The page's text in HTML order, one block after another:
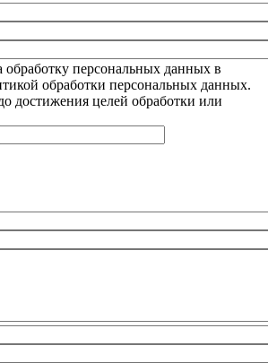
обработку персональных данных в
обработки персональных данных.
достижения целей обработки или